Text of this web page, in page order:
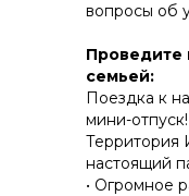
вопросы об
Проведите
семьей:
Поездка к
мини-отпуск!
Территория
настоящий
• Огромное
ПРАКТИЧНОСТЬ И
КОНСТРУКТИВ И